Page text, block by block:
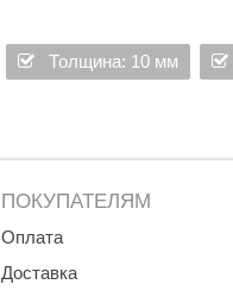
Турция
Толщина: 10 мм
ПОКУПАТЕЛЯМ
Оплата
Доставка